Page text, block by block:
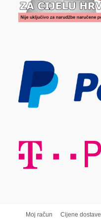
Moj račun Cijene dostave